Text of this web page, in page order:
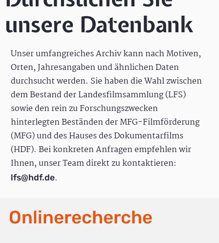
unsere Datenbank
Unser umfangreiches Archiv kann nach Motiven,
Orten, Jahresangaben und ähnlichen Daten
durchsucht werden. Sie haben die Wahl zwischen
dem Bestand der Landesfilmsammlung (LFS)
sowie den rein zu Forschungszwecken
hinterlegten Beständen der MFG-Filmförderung
(MFG) und des Hauses des Dokumentarfilms
(HDF). Bei konkreten Anfragen empfehlen wir
Ihnen, unser Team direkt zu kontaktieren:
lfs@hdf.de.
Onlinerecherche